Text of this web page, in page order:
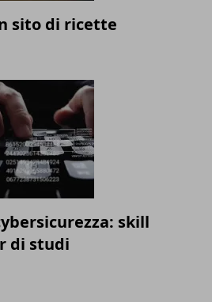
sito di ricette
skill
di studi